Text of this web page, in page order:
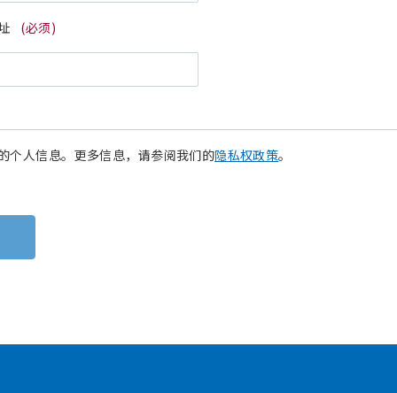
(必须)
个人信息。更多信息，请参阅我们的隐私权政策。